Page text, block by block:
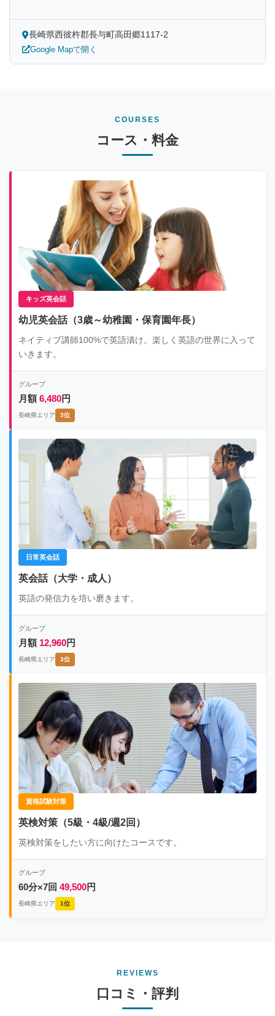
長崎県西彼杵郡長与町高田郷1117-2
Google Mapで開く
COURSES
コース・料金
キッズ英会話
幼児英会話（3歳～幼稚園・保育園年長）
ネイティブ講師100%で英語漬け。楽しく英語の世界に入って
いきます。
グループ
月額6,480円
長崎県エリア 3位
日常英会話
英会話（大学・成人）
英語の発信力を培い磨きます。
グループ
月額 12,960円
長崎県エリア 3位
資格試験対策
英検対策（5級・4級/週2回）
英検対策をしたい方に向けたコースです。
グループ
60分×7回 49,500円
長崎県エリア 1位
REVIEWS
口コミ・評判